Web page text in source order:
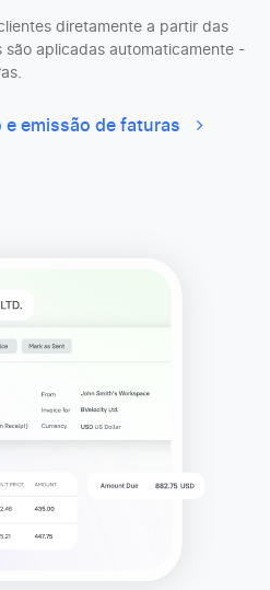
diretamente a partir das
são aplicadas automaticamente -
emissão de faturas